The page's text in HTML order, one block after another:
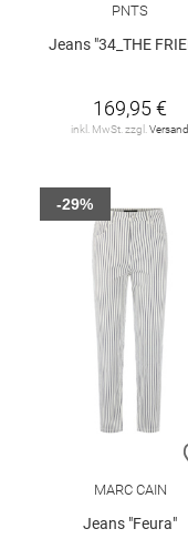
PNTS
Jeans "34_THE
169,95 €
inkl. MwSt. zzgl. Versand
MARC CAIN
Jeans "Feura"
-29%